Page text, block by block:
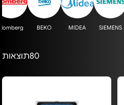
SIEMENS
MIDEA
BEKO
80תוצאות